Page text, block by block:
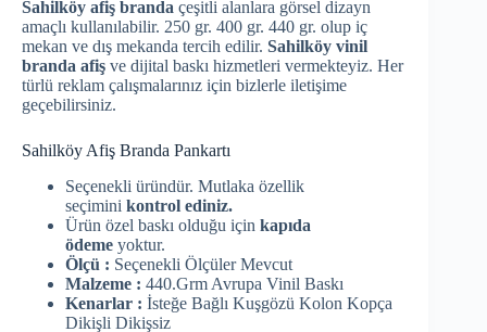
Sahilköy afiş branda çeşitli alanlara görsel dizayn
amaçlı kullanılabilir. 250 gr. 400 gr. 440 gr. olup iç
mekan ve dış mekanda tercih edilir. Sahilköy vinil
branda afiş ve dijital baskı hizmetleri vermekteyiz. Her
türlü reklam çalışmalarınız için bizlerle iletişime
geçebilirsiniz.
Sahilköy Afiş Branda Pankartı
Seçenekli üründür. Mutlaka özellik
seçimini kontrol ediniz.
Ürün özel baskı olduğu için kapıda
ödeme yoktur.
Ölçü : Seçenekli Ölçüler Mevcut
Malzeme : 440.Grm Avrupa Vinil Baskı
Kenarlar : İsteğe Bağlı Kuşgözü Kolon Kopça
Dikişli Dikişsiz